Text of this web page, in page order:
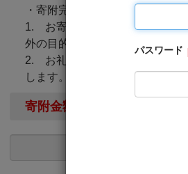
・寄附完了後のキャンセルは一
1. お寄せ頂いた個人情報は、
外の目的で使用するものではあ
2. お礼の品の確認及び送付等
します。
寄附金額
パスワード